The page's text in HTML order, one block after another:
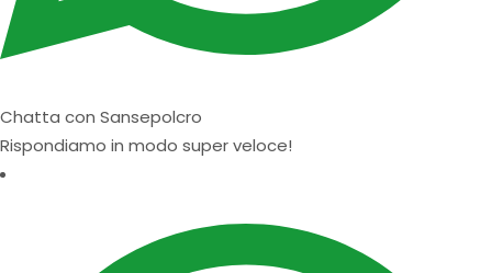
Chatta con Sansepolcro
Rispondiamo in modo super veloce!